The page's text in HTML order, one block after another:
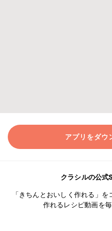
アプリをダウ
クラシルの公式
「きちんとおいしく作れる」
作れるレシピ動画を